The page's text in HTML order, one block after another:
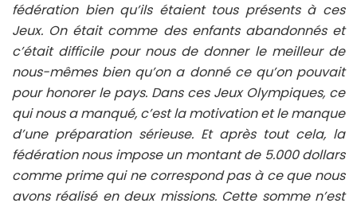
fédération bien qu’ils étaient tous présents à ces
Jeux. On était comme des enfants abandonnés et
c’était difficile pour nous de donner le meilleur de
nous-mêmes bien qu’on a donné ce qu’on pouvait
pour honorer le pays. Dans ces Jeux Olympiques, ce
qui nous a manqué, c’est la motivation et le manque
d’une préparation sérieuse. Et après tout cela, la
fédération nous impose un montant de 5.000 dollars
comme prime qui ne correspond pas à ce que nous
avons réalisé en deux missions. Cette somme n’est